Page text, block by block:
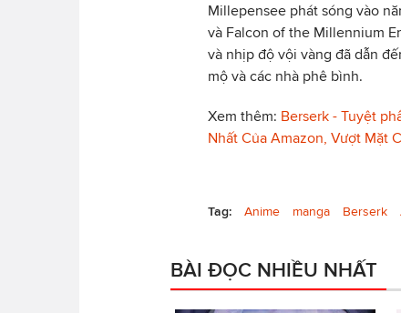
Millepensee phát sóng vào
và Falcon of the Millennium
và nhịp độ vội vàng đã dẫn
mộ và các nhà phê bình.
Xem thêm: Berserk - Tuyệt
Nhất Của Amazon, Vượt Mặt
Tag: Anime manga Berserk
BÀI ĐỌC NHIỀU NHẤT